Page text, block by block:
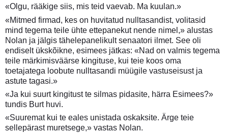
«Olgu, rääkige siis, mis teid vaevab. Ma kuulan.»
«Mitmed firmad, kes on huvitatud nulltasandist, volitasid
mind tegema teile ühte ettepanekut nende nimel,» alustas
Nolan ja jälgis tähelepanelikult senaatori ilmet. See oli
endiselt ükskõikne, esimees jätkas: «Nad on valmis tegema
teile märkimisväärse kingituse, kui teie koos oma
toetajatega loobute nulltasandi müügile vastuseisust ja
astute tagasi.»
«Ja kui suurt kingitust te silmas pidasite, härra Esimees?»
tundis Burt huvi.
«Suuremat kui te eales unistada oskaksite. Ärge teie
sellepärast muretsege,» vastas Nolan.